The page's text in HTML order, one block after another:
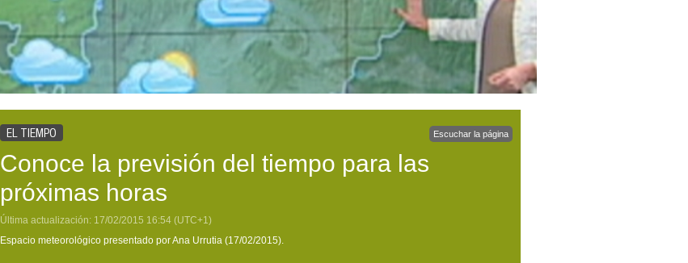
EL TIEMPO Escuchar la página
Conoce la previsión del tiempo para las
próximas horas
Última actualización: 17/02/2015 16:54 (UTC+1)
Espacio meteorológico presentado por Ana Urrutia (17/02/2015).